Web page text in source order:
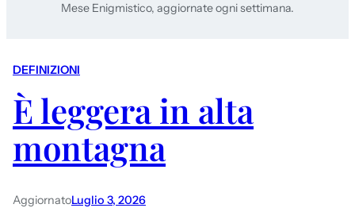
Mese Enigmistico, aggiornate ogni settimana.
DEFINIZIONI
È leggera in alta
montagna
AggiornatoLuglio 3, 2026